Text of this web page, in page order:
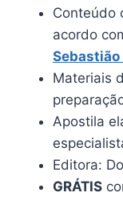
Conteúdo
acordo
Sebastião
Materiais
Apostila
Editora:
GRÁTIS